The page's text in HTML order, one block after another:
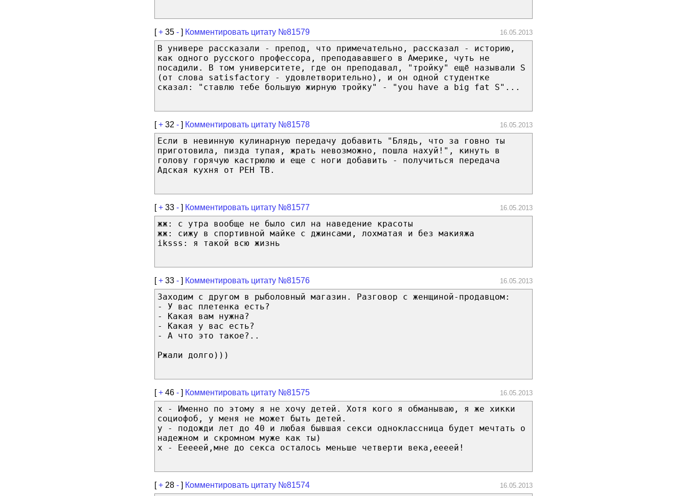
[+ 35 - ] Комментировать цитату №81579 16.05.2013
В универе рассказали - препод, что примечательно, рассказал - историю,
как одного русского профессора, преподававшего в Америке, чуть не
посадили. В том университете, где он преподавал, "тройку" ещё называли S
(от слова satisfactory - удовлетворительно), и он одной студентке
сказал: "ставлю тебе большую жирную тройку" - "you have a big fat S"...
[+ 32 - ] Комментировать цитату №81578 16.05.2013
Если в невинную кулинарную передачу добавить "Блядь, что за говно ты
приготовила, пизда тупая, жрать невозможно, пошла нахуй!", кинуть в
голову горячую кастрюлю и еще с ноги добавить - получиться передача
Адская кухня от РЕН ТВ.
[+ 33 - ] Комментировать цитату №81577 16.05.2013
жж: с утра вообще не было сил на наведение красоты
жж: сижу в спортивной майке с джинсами, лохматая и без макияжа
iksss: я такой всю жизнь
[+ 33 - ] Комментировать цитату №81576 16.05.2013
Заходим с другом в рыболовный магазин. Разговор с женщиной-продавцом:
- У вас плетенка есть?
- Какая вам нужна?
- Какая у вас есть?
- А что это такое?..
Ржали долго)))
[+ 46 - ] Комментировать цитату №81575 16.05.2013
x - Именно по этому я не хочу детей. Хотя кого я обманываю, я же хикки
социофоб, у меня не может быть детей.
y - подожди лет до 40 и любая бывшая секси одноклассница будет мечтать о
надежном и скромном муже как ты)
x - Ееееей,мне до секса осталось меньше четверти века,еееей!
[+ 28 - ] Комментировать цитату №81574 16.05.2013